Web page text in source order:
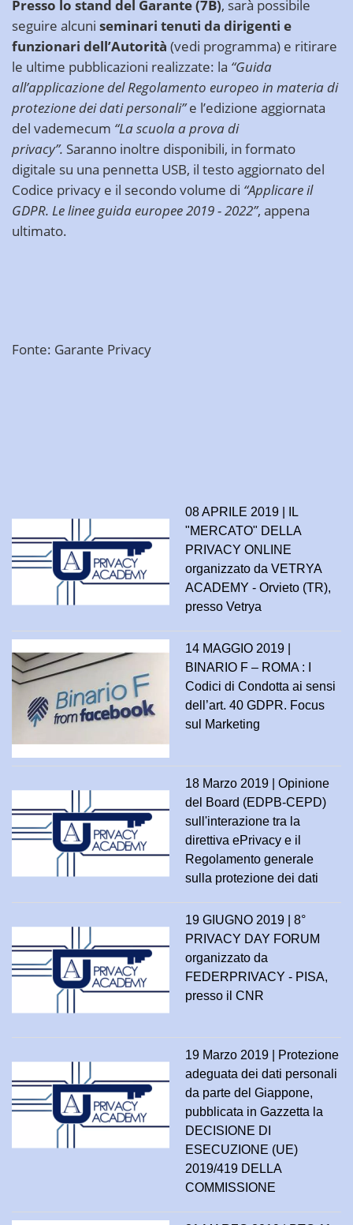
Presso lo stand del Garante (7B), sarà possibile
seguire alcuni seminari tenuti da dirigenti e
funzionari dell’Autorità (vedi programma) e ritirare
le ultime pubblicazioni realizzate: la “Guida
all’applicazione del Regolamento europeo in materia di
protezione dei dati personali”e l’edizione aggiornata
del vademecum “La scuola a prova di
privacy”. Saranno inoltre disponibili, in formato
digitale su una pennetta USB, il testo aggiornato del
Codice privacy e il secondo volume di “Applicare il
GDPR. Le linee guida europee 2019 - 2022”, appena
ultimato.
Fonte: Garante Privacy
08 APRILE 2019 | IL
"MERCATO" DELLA
PRIVACY ONLINE
organizzato da VETRYA
ACADEMY - Orvieto (TR),
presso Vetrya
14 MAGGIO 2019 |
BINARIO F – ROMA : I
Codici di Condotta ai sensi
dell’art. 40 GDPR. Focus
sul Marketing
18 Marzo 2019 | Opinione
del Board (EDPB-CEPD)
sull'interazione tra la
direttiva ePrivacy e il
Regolamento generale
sulla protezione dei dati
19 GIUGNO 2019 | 8°
PRIVACY DAY FORUM
organizzato da
FEDERPRIVACY - PISA,
presso il CNR
19 Marzo 2019 | Protezione
adeguata dei dati personali
da parte del Giappone,
pubblicata in Gazzetta la
DECISIONE DI
ESECUZIONE (UE)
2019/419 DELLA
COMMISSIONE